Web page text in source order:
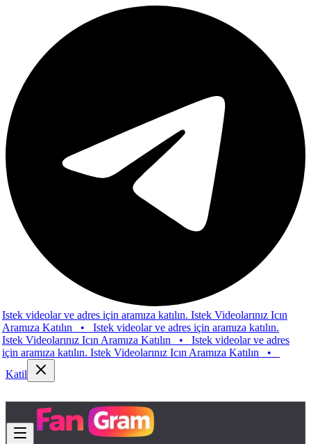
ve adres için aramıza katılın. Istek Videolarınız Icın
Katılın•Istek videolar ve adres için aramıza katılın.
Icın Aramıza Katılın•Istek videolar ve adres
katılın. Istek Videolarınız Icın Aramıza Katılın•
Katil